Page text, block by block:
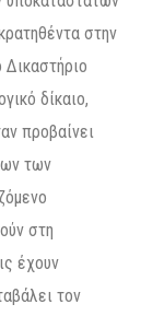
στην
δίκαιο,
προβαίνει
των
στη
έχουν
τον